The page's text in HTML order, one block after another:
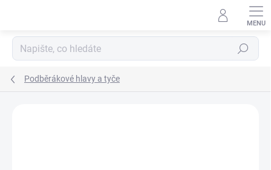
Hledat
Podběrákové hlavy a tyče